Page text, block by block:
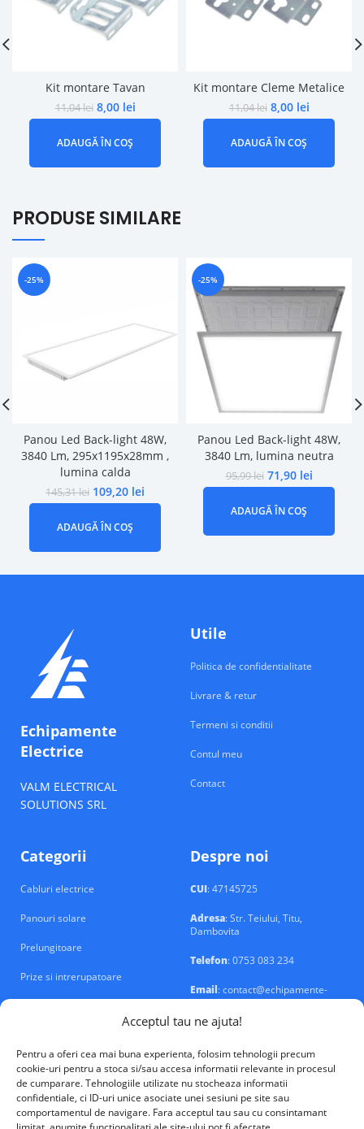
Acceptul tau ne ajuta!
Pentru a oferi cea mai buna experienta, folosim tehnologii precum
cookie-uri pentru a stoca si/sau accesa informatii relevante in procesul
de cumparare. Tehnologiile utilizate nu stocheaza informatii
confidentiale, ci ID-uri unice asociate unei sesiuni pe site sau
comportamentul de navigare. Fara acceptul tau sau cu consintamant
Kit montare Tavan
11,04lei 8,00 lei
ADAUGĂ ÎN COȘ
Kit montare Cleme Metalice
11,04lei 8,00 lei
ADAUGĂ ÎN COȘ
PRODUSE SIMILARE
-25%
Panou Led Back-light 48W,
3840 Lm, 295x1195x28mm ,
lumina calda
145,31lei 109,20 lei
ADAUGĂ ÎN COȘ
-25%
Panou Led Back-light 48W,
3840 Lm, lumina neutra
95,99lei 71,90 lei
ADAUGĂ ÎN COȘ
Echipamente
Electrice
VALM ELECTRICAL
SOLUTIONS SRL
Utile
Politica de confidentialitate
Livrare & retur
Termeni si conditii
Contul meu
Contact
Categorii
Cabluri electrice
Panouri solare
Prelungitoare
Prize si intrerupatoare
Despre noi
CUI: 47145725
Adresa: Str. Teiului, Titu,
Dambovita
Telefon: 0753 083 234
Email: contact@echipamente-
electrice.ro
VALM Electrical Solutions © 2026